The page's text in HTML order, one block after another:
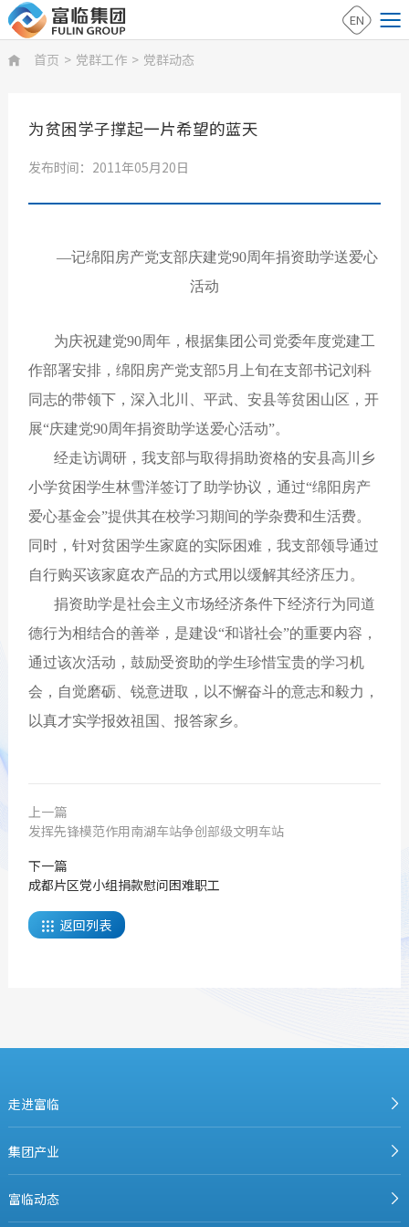
EN
 首页 > 党群工作 > 党群动态
为贫困学子撑起一片希望的蓝天
发布时间：2011年05月20日
—记绵阳房产党支部庆建党90周年捐资助学送爱心
活动
为庆祝建党90周年，根据集团公司党委年度党建工
作部署安排，绵阳房产党支部5月上旬在支部书记刘科
同志的带领下，深入北川、平武、安县等贫困山区，开
展“庆建党90周年捐资助学送爱心活动”。
经走访调研，我支部与取得捐助资格的安县高川乡
小学贫困学生林雪洋签订了助学协议，通过“绵阳房产
爱心基金会”提供其在校学习期间的学杂费和生活费。
同时，针对贫困学生家庭的实际困难，我支部领导通过
自行购买该家庭农产品的方式用以缓解其经济压力。
捐资助学是社会主义市场经济条件下经济行为同道
德行为相结合的善举，是建设“和谐社会”的重要内容，
通过该次活动，鼓励受资助的学生珍惜宝贵的学习机
会，自觉磨砺、锐意进取，以不懈奋斗的意志和毅力，
以真才实学报效祖国、报答家乡。
上一篇
发挥先锋模范作用南湖车站争创部级文明车站
下一篇
成都片区党小组捐款慰问困难职工
 返回列表
走进富临
集团产业
富临动态